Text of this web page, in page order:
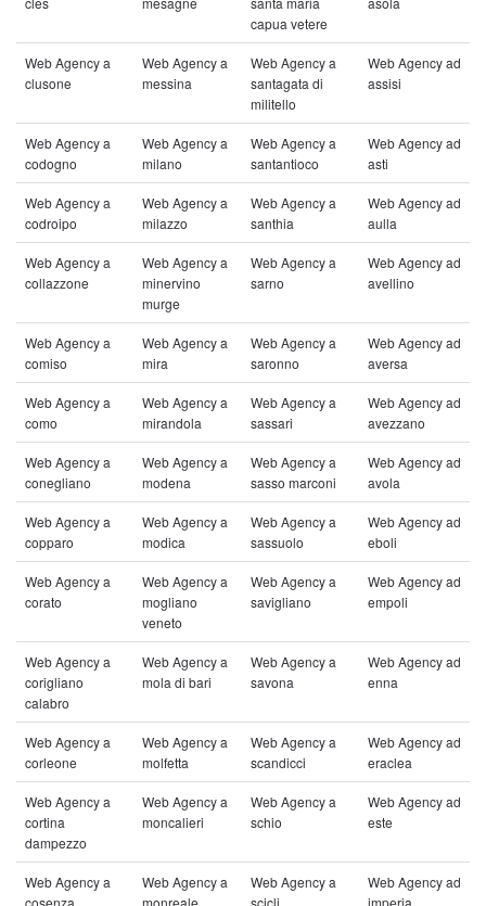
capua vetere
Web Agency a
clusone
Web Agency a
messina
Web Agency a
santagata di
militello
Web Agency ad
assisi
Web Agency a
codogno
Web Agency a
milano
Web Agency a
santantioco
Web Agency ad
asti
Web Agency a
codroipo
Web Agency a
milazzo
Web Agency a
santhia
Web Agency ad
aulla
Web Agency a
collazzone
Web Agency a
minervino
murge
Web Agency a
sarno
Web Agency ad
avellino
Web Agency a
comiso
Web Agency a
mira
Web Agency a
saronno
Web Agency ad
aversa
Web Agency a
como
Web Agency a
mirandola
Web Agency a
sassari
Web Agency ad
avezzano
Web Agency a
conegliano
Web Agency a
modena
Web Agency a
sasso marconi
Web Agency ad
avola
Web Agency a
copparo
Web Agency a
modica
Web Agency a
sassuolo
Web Agency ad
eboli
Web Agency a
corato
Web Agency a
mogliano
veneto
Web Agency a
savigliano
Web Agency ad
empoli
Web Agency a
corigliano
calabro
Web Agency a
mola di bari
Web Agency a
savona
Web Agency ad
enna
Web Agency a
corleone
Web Agency a
molfetta
Web Agency a
scandicci
Web Agency ad
eraclea
Web Agency a
cortina
dampezzo
Web Agency a
moncalieri
Web Agency a
schio
Web Agency ad
este
Web Agency a
cosenza
Web Agency a
monreale
Web Agency a
scicli
Web Agency ad
imperia